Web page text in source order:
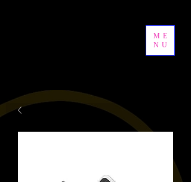
ME
NU